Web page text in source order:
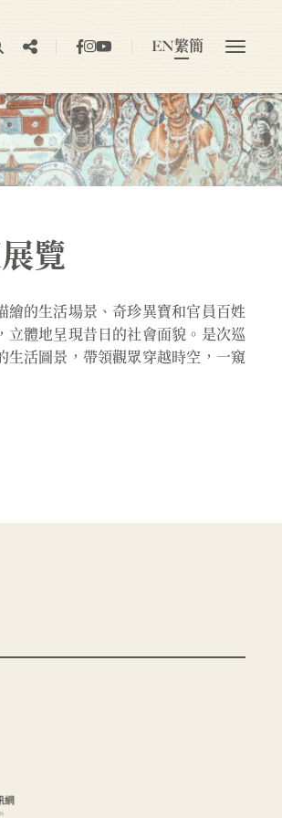
EN繁簡
覽
的生活場景、奇珍異寶和官員百姓
體地呈現昔日的社會面貌。是次巡
生活圖景，帶領觀眾穿越時空，一窺